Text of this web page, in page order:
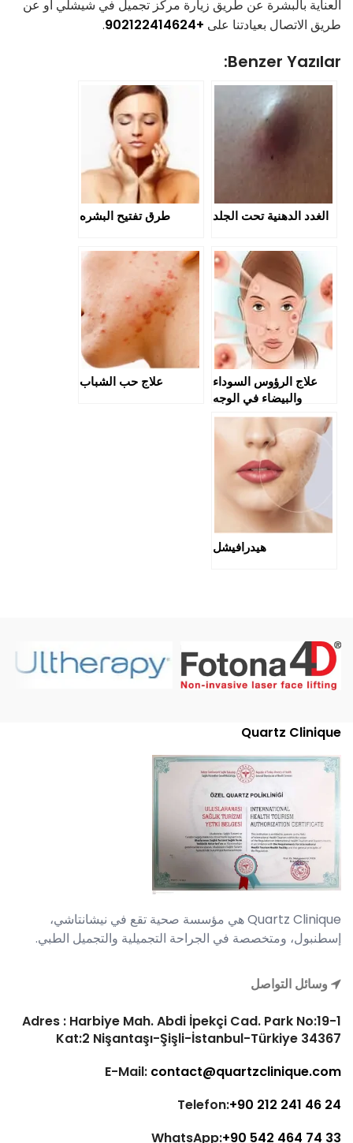
العناية بالبشرة عن طريق زيارة مركز تجميل في شيشلي أو عن
طريق الاتصال بعيادتنا على +902122414624
.
Benzer Yazılar:
الغدد الدهنية تحت الجلد طرق تفتيح البشره
علاج الرؤوس السوداء
والبيضاء في الوجه
علاج حب الشباب
هيدرافيشل
Quartz Clinique
Quartz Clinique هي مؤسسة صحية تقع في نيشانتاشي،
إسطنبول، ومتخصصة في الجراحة التجميلية والتجميل الطبي.
وسائل التواصل
Adres : Harbiye Mah. Abdi İpekçi Cad. Park No:19-1
Kat:2 Nişantaşı-Şişli-İstanbul-Türkiye 34367
E-Mail: contact@quartzclinique.com
Telefon:+90 212 241 46 24
WhatsApp:+90 542 464 74 33